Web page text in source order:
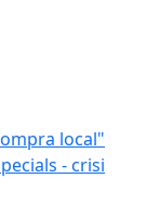
local"
- crisi